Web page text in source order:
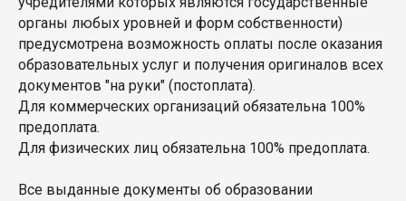
органы любых уровней и форм собственности)
предусмотрена возможность оплаты после оказания
образовательных услуг и получения оригиналов всех
документов "на руки" (постоплата).
Для коммерческих организаций обязательна 100%
предоплата.
Для физических лиц обязательна 100% предоплата.
Все выданные документы об образовании